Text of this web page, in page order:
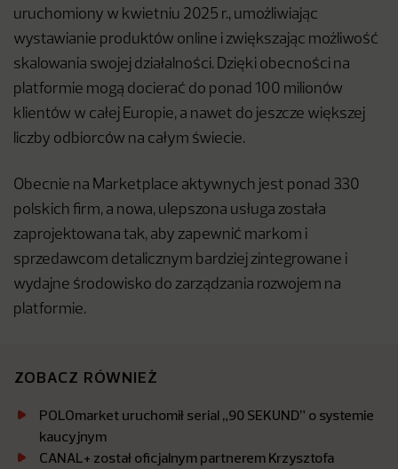
uruchomiony w kwietniu 2025 r., umożliwiając
wystawianie produktów online i zwiększając możliwość
skalowania swojej działalności. Dzięki obecności na
platformie mogą docierać do ponad 100 milionów
klientów w całej Europie, a nawet do jeszcze większej
liczby odbiorców na całym świecie.
Obecnie na Marketplace aktywnych jest ponad 330
polskich firm, a nowa, ulepszona usługa została
zaprojektowana tak, aby zapewnić markom i
sprzedawcom detalicznym bardziej zintegrowane i
wydajne środowisko do zarządzania rozwojem na
platformie.
ZOBACZ RÓWNIEŻ
POLOmarket uruchomił serial „90 SEKUND” o systemie
kaucyjnym
CANAL+ został oficjalnym partnerem Krzysztofa